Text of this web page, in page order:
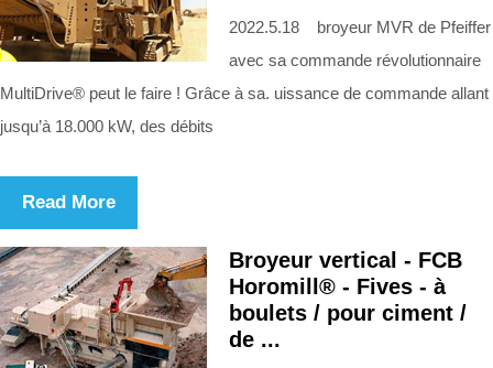
2022.5.18 broyeur MVR de Pfeiffer
avec sa commande révolutionnaire
MultiDrive® peut le faire ! Grâce à sa. uissance de commande allant
jusqu’à 18.000 kW, des débits
Read More
Broyeur vertical - FCB
Horomill® - Fives - à
boulets / pour ciment /
de ...